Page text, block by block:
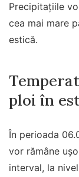
Precipitațiile
cea mai mare
estică.
ploi în
În perioada
vor rămâne
interval, la